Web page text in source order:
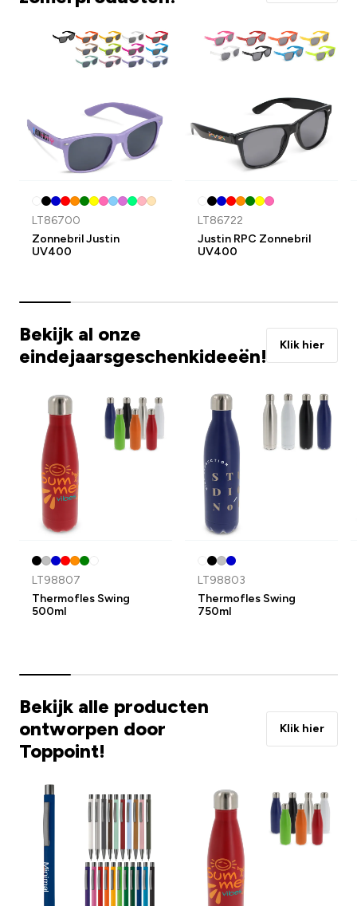
LT86700
Zonnebril Justin
UV400
LT86722
Justin RPC Zonnebril
UV400
Bekijk al onze
eindejaarsgeschenkideeën!
Klik hier
LT98807
Thermofles Swing
500ml
LT98803
Thermofles Swing
750ml
Bekijk alle producten
ontworpen door
Toppoint!
Klik hier